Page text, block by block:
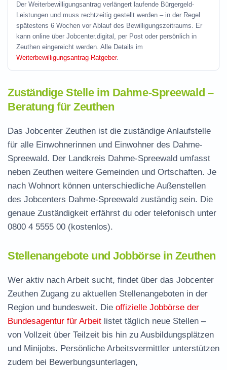
Der Weiterbewilligungsantrag verlängert laufende Bürgergeld-
Leistungen und muss rechtzeitig gestellt werden – in der Regel
spätestens 6 Wochen vor Ablauf des Bewilligungszeitraums. Er
kann online über Jobcenter.digital, per Post oder persönlich in
Zeuthen eingereicht werden. Alle Details im
Weiterbewilligungsantrag-Ratgeber.
Zuständige Stelle im Dahme-Spreewald –
Beratung für Zeuthen
Das Jobcenter Zeuthen ist die zuständige Anlaufstelle
für alle Einwohnerinnen und Einwohner des Dahme-
Spreewald. Der Landkreis Dahme-Spreewald umfasst
neben Zeuthen weitere Gemeinden und Ortschaften. Je
nach Wohnort können unterschiedliche Außenstellen
des Jobcenters Dahme-Spreewald zuständig sein. Die
genaue Zuständigkeit erfährst du oder telefonisch unter
0800 4 5555 00 (kostenlos).
Stellenangebote und Jobbörse in Zeuthen
Wer aktiv nach Arbeit sucht, findet über das Jobcenter
Zeuthen Zugang zu aktuellen Stellenangeboten in der
Region und bundesweit. Die offizielle Jobbörse der
Bundesagentur für Arbeit listet täglich neue Stellen –
von Vollzeit über Teilzeit bis hin zu Ausbildungsplätzen
und Minijobs. Persönliche Arbeitsvermittler unterstützen
zudem bei Bewerbungsunterlagen,